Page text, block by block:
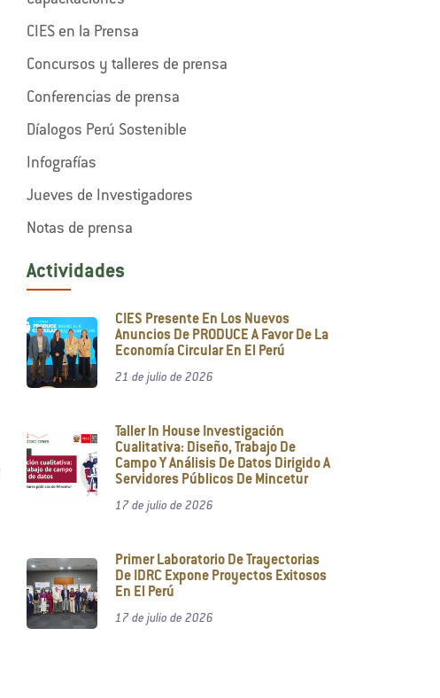
CIES en la Prensa
Concursos y talleres de prensa
Conferencias de prensa
Díalogos Perú Sostenible
Infografías
Jueves de Investigadores
Notas de prensa
Actividades
CIES Presente En Los Nuevos
Anuncios De PRODUCE A Favor De La
Economía Circular En El Perú
21 de julio de 2026
Taller In House Investigación
Cualitativa: Diseño, Trabajo De
Campo Y Análisis De Datos Dirigido A
Servidores Públicos De Mincetur
17 de julio de 2026
Primer Laboratorio De Trayectorias
De IDRC Expone Proyectos Exitosos
En El Perú
17 de julio de 2026